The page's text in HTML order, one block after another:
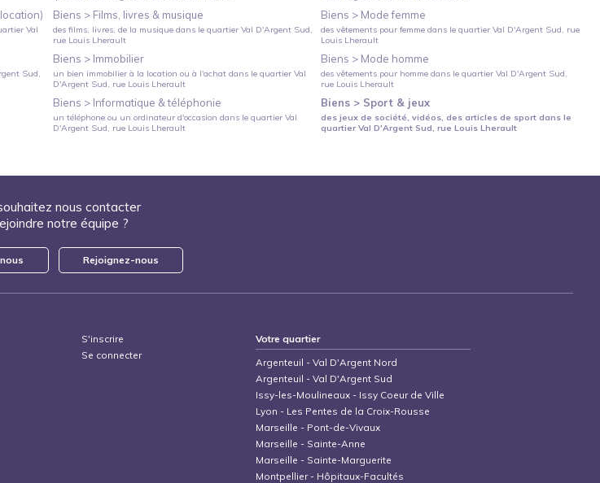
Val
Sud,
Biens > Films, livres & musique
des films, livres, de la musiquedans le quartier Val D'Argent Sud,
rue Louis Lherault
Biens > Immobilier
un bien immobilier à la location ou à l'achatdans le quartier Val
D'Argent Sud, rue Louis Lherault
Biens > Informatique & téléphonie
un téléphone ou un ordinateur d'occasion dans le quartier Val
D'Argent Sud, rue Louis Lherault
Biens > Mode femme
des vêtements pour femme dans le quartierVal D'Argent Sud, rue
Louis Lherault
Biens > Mode homme
des vêtements pour homme dans le quartierVal D'Argent Sud,
rue Louis Lherault
Biens > Sport & jeux
des jeux de société, vidéos, des articles de sport dans le
quartierVal D'Argent Sud, rue Louis Lherault
nous contacter
notre équipe ?
Rejoignez-nous
S'inscrire
Se connecter
Votre quartier
Argenteuil -Val D'Argent Nord
Argenteuil -Val D'Argent Sud
Issy-les-Moulineaux - Issy Coeur de Ville
Lyon - Les Pentes de la Croix-Rousse
Marseille - Pont-de-Vivaux
Marseille - Sainte-Anne
Marseille - Sainte-Marguerite
Montpellier- Hôpitaux-Facultés